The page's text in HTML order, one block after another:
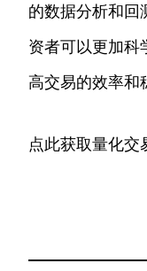
的数据分析和回
资者可以更加科
高交易的效率和
点此获取量化交